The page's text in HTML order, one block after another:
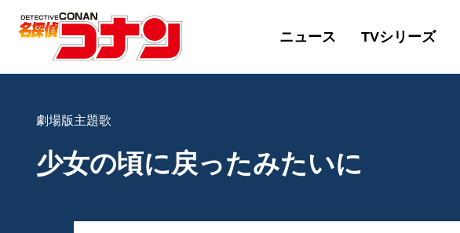
ニュース TVシリーズ
劇場版主題歌
少女の頃に戻ったみたいに